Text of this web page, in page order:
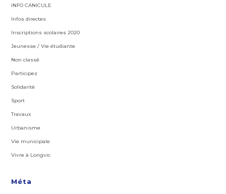
INFO CANICULE
Infos directes
Inscriptions scolaires 2020
Jeunesse / Vie étudiante
Non classé
Participez
Solidarité
Sport
Travaux
Urbanisme
Vie municipale
Vivre à Longvic
Méta